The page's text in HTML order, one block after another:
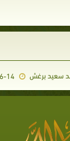
سعيد برغش